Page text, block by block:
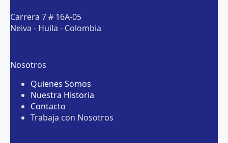
Carrera 7 # 16A-05
Neiva - Huila - Colombia
Nosotros
Quienes Somos
Nuestra Historia
Contacto
Trabaja con Nosotros